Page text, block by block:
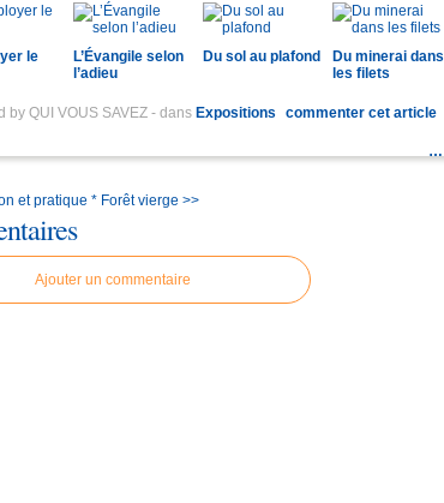
le
L’Évangile selon
l’adieu
Du sol au plafond
Du minerai dans
les filets
by QUI VOUS SAVEZ - dans Expositions commenter cet article
…
et pratique * Forêt vierge >>
Ajouter un commentaire